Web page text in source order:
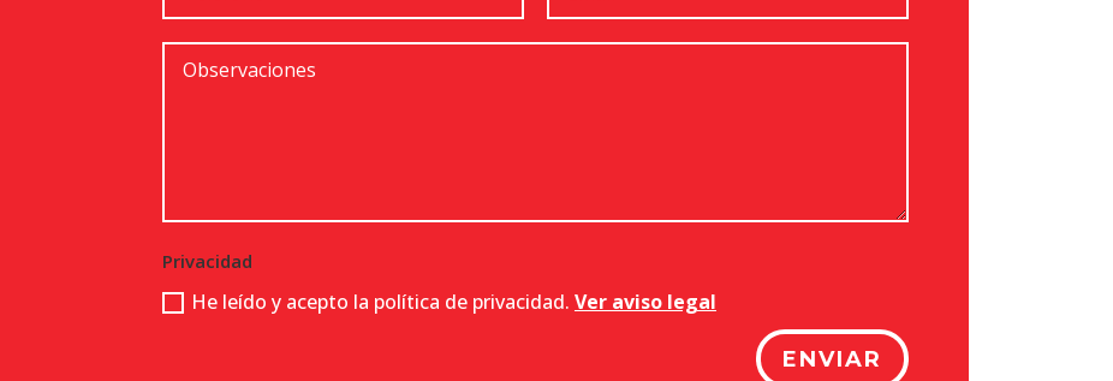
Privacidad
He leído y acepto la política de privacidad. Ver aviso legal
ENVIAR